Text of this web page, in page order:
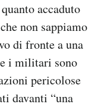
accaduto
non sappiamo
di fronte a una
i militari sono
pericolose
davanti “una